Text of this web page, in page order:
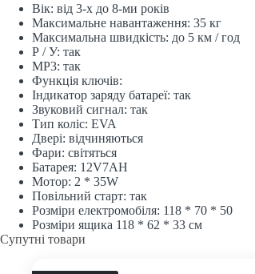
Вік: від 3-х до 8-ми років
Максимальне навантаження: 35 кг
Максимальна швидкість: до 5 км / год
Р / У: так
МР3: так
Функція ключів:
Індикатор заряду батареї: так
Звуковий сигнал: так
Тип коліс: EVA
Двері: відчиняються
Фари: світяться
Батарея: 12V7AH
Мотор: 2 * 35W
Повільний старт: так
Розміри електромобіля: 118 * 70 * 50
Розміри ящика 118 * 62 * 33 см
Супутні товари